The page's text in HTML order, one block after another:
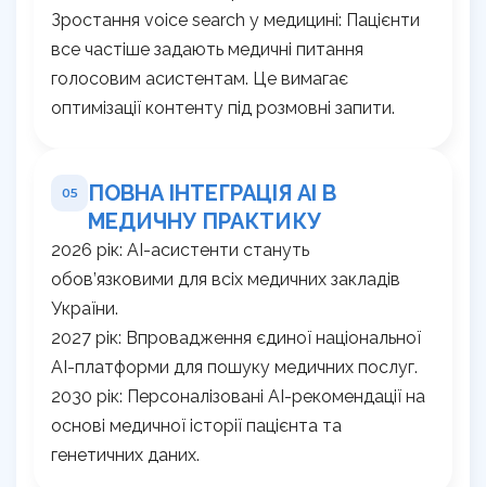
Зростання voice search у медицині: Пацієнти
все частіше задають медичні питання
голосовим асистентам. Це вимагає
оптимізації контенту під розмовні запити.
05
ПОВНА ІНТЕГРАЦІЯ AI В
МЕДИЧНУ ПРАКТИКУ
2026 рік: AI-асистенти стануть
обов’язковими для всіх медичних закладів
України.
2027 рік: Впровадження єдиної національної
AI-платформи для пошуку медичних послуг.
2030 рік: Персоналізовані AI-рекомендації на
основі медичної історії пацієнта та
генетичних даних.